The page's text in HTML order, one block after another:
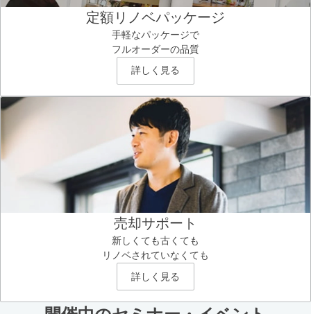
定額リノベパッケージ
手軽なパッケージで
フルオーダーの品質
詳しく見る
売却サポート
新しくても古くても
リノベされていなくても
詳しく見る